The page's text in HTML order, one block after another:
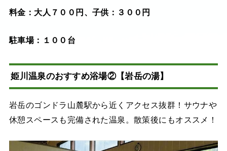
料金：大人７００円、子供：３００円
駐車場：１００台
姫川温泉のおすすめ浴場②【岩岳の湯】
岩岳のゴンドラ山麓駅から近くアクセス抜群！サウナや
休憩スペースも完備された温泉。散策後にもオススメ！